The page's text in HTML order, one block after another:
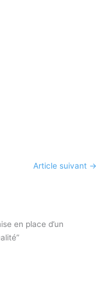
Article suivant →
en place d’un